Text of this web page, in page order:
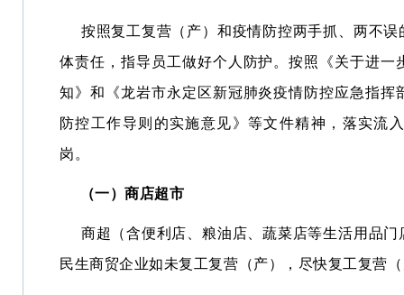
按照复工复营（产）和疫情防控两手抓、两不误
体责任，指导员工做好个人防护。按照《关于进
知》和《龙岩市永定区新冠肺炎疫情防控应急指
防控工作导则的实施意见》等文件精神，落实流
岗。
（一）商店超市
商超（含便利店、粮油店、蔬菜店等生活用品门
民生商贸企业如未复工复营（产），尽快复工复营